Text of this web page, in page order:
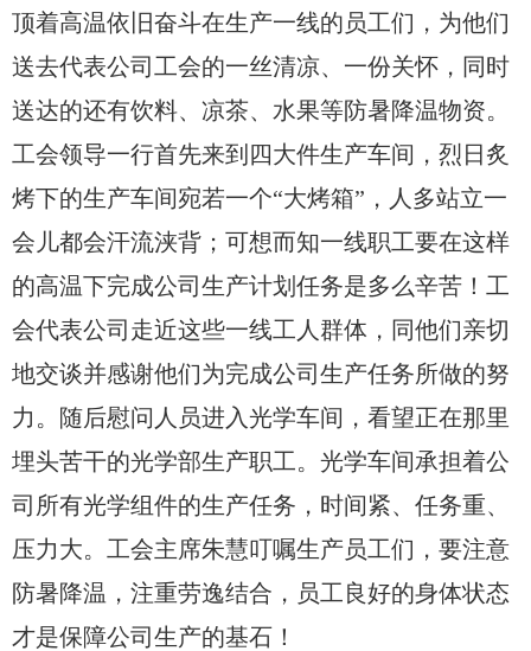
顶着高温依旧奋斗在生产一线的员工们，为他们
送去代表公司工会的一丝清凉、一份关怀，同时
送达的还有饮料、凉茶、水果等防暑降温物资。
工会领导一行首先来到四大件生产车间，烈日炙
烤下的生产车间宛若一个“大烤箱”，人多站立一
会儿都会汗流浃背；可想而知一线职工要在这样
的高温下完成公司生产计划任务是多么辛苦！工
会代表公司走近这些一线工人群体，同他们亲切
地交谈并感谢他们为完成公司生产任务所做的努
力。随后慰问人员进入光学车间，看望正在那里
埋头苦干的光学部生产职工。光学车间承担着公
司所有光学组件的生产任务，时间紧、任务重、
压力大。工会主席朱慧叮嘱生产员工们，要注意
防暑降温，注重劳逸结合，员工良好的身体状态
才是保障公司生产的基石！